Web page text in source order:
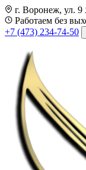
г. Воронеж, ул. 9
Работаем без
+7 (473) 234-74-50